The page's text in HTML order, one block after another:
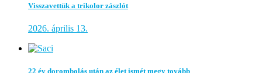
Visszavettük a trikolor zászlót
2026. április 13.
22 év dorombolás után az élet ismét megy tovább